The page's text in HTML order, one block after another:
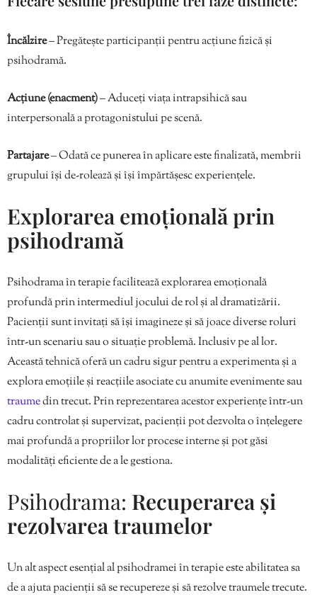
Încălzire– Pregătește participanții pentru acțiune fizică și
psihodramă.
Acțiune (enacment)– Aduceți viața intrapsihică sau
interpersonală a protagonistului pe scenă.
Partajare– Odată ce punerea în aplicare este finalizată, membrii
grupului își de-rolează și își împărtășesc experiențele.
Explorarea emoțională prin
psihodramă
Psihodrama în terapie facilitează explorarea emoțională
profundă prin intermediul jocului de rol și al dramatizării.
Pacienții sunt invitați să își imagineze și să joace diverse roluri
într-un scenariu sau o situație problemă. Inclusiv pe al lor.
Această tehnică oferă un cadru sigur pentru a experimenta și a
explora emoțiile și reacțiile asociate cu anumite evenimente sau
traumedin trecut. Prin reprezentarea acestor experiențe într-un
cadru controlat și supervizat, pacienții pot dezvolta o înțelegere
mai profundă a propriilor lor procese interne și pot găsi
modalități eficiente de a le gestiona.
Psihodrama: Recuperarea și
rezolvarea traumelor
Un alt aspect esențial al psihodramei în terapie este abilitatea sa
de a ajuta pacienții să se recupereze și să rezolve traumele trecute.